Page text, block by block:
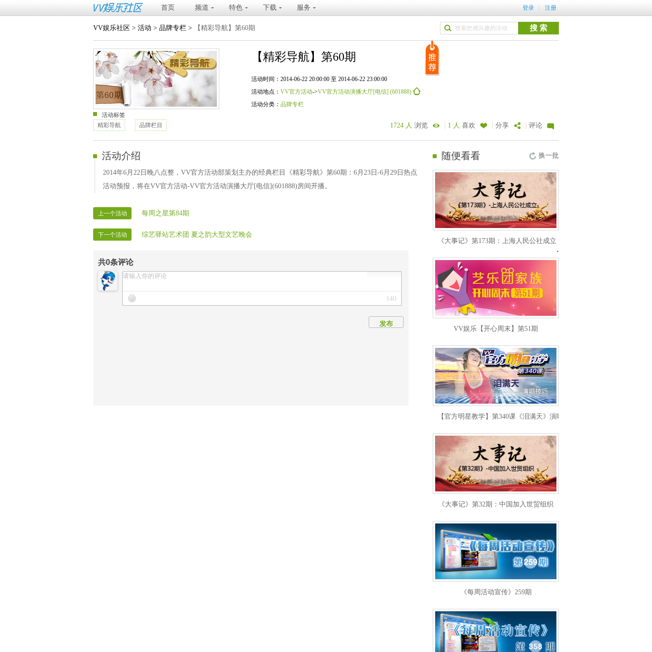
首页 频道 特色 下载 服务 登录 注册
VV娱乐社区 > 活动 > 品牌专栏 > 【精彩导航】第60期
【精彩导航】第60期
活动时间：2014-06-22 20:00:00 至 2014-06-22 23:00:00
活动地点： VV官方活动->VV官方活动演播大厅[电信] (601888)
活动分类： 品牌专栏
活动标签
精彩导航
品牌栏目 1724 人 浏览 | 1 人 喜欢 | 分享 | 评论
活动介绍
2014年6月22日晚八点整，VV官方活动部策划主办的经典栏目《精彩导航》第60期：6月23日-6月29日热点
活动预报，将在VV官方活动-VV官方活动演播大厅[电信](601888)房间开播。
上一个活动 每周之星第84期
下一个活动 综艺驿站艺术团 夏之韵大型文艺晚会
共0条评论
140
发布
随便看看 换一批
《大事记》第173期：上海人民公社成立
VV娱乐【开心周末】第51期
【官方明星教学】第340课《泪满天》演唱技巧
《大事记》第32期：中国加入世贸组织
《每周活动宣传》259期